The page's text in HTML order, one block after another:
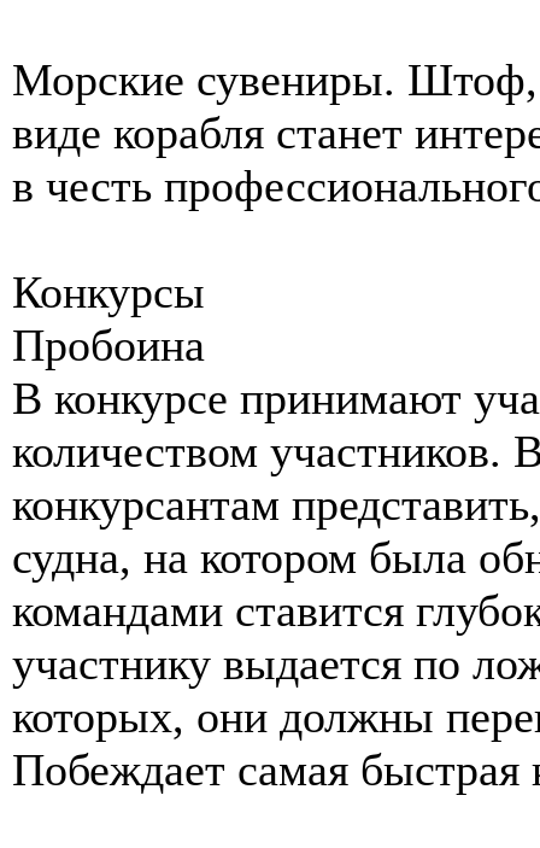
Морские сувениры. Штоф,
виде корабля станет
в честь
Конкурсы
Пробоина
В конкурсе принимают
количеством участников.
конкурсантам
судна, на котором была
командами ставится
участнику выдается по
которых, они должны
Побеждает самая быстрая